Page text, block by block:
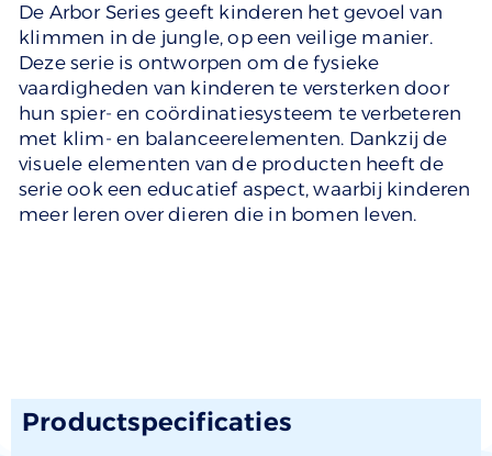
De Arbor Series geeft kinderen het gevoel van
klimmen in de jungle, op een veilige manier.
Deze serie is ontworpen om de fysieke
vaardigheden van kinderen te versterken door
hun spier- en coördinatiesysteem te verbeteren
met klim- en balanceerelementen. Dankzij de
visuele elementen van de producten heeft de
serie ook een educatief aspect, waarbij kinderen
meer leren over dieren die in bomen leven.
Productspecificaties